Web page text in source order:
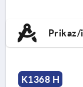
Prikaz/
K1368 H